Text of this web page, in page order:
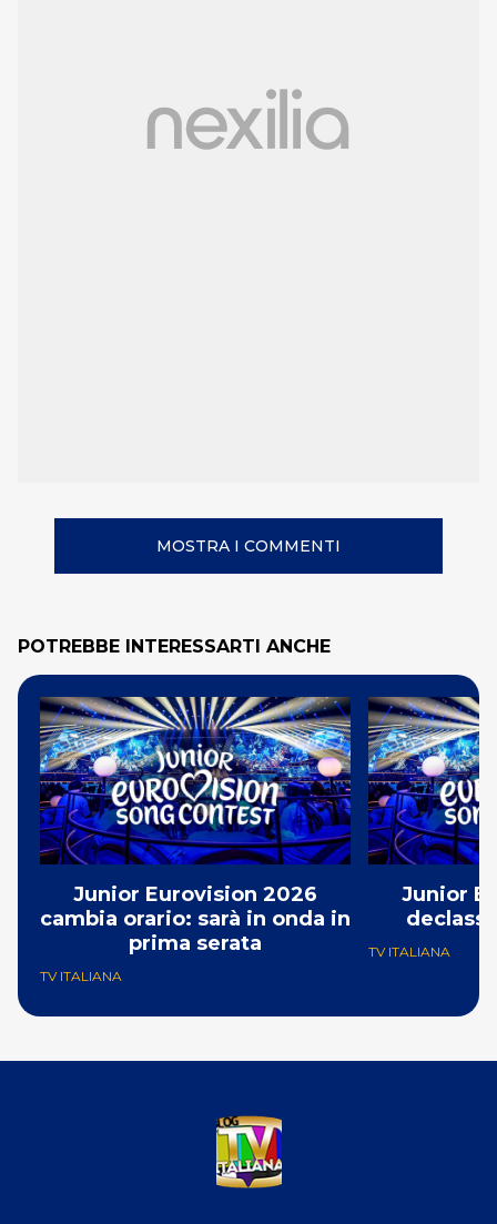
MOSTRA I COMMENTI
POTREBBE INTERESSARTI ANCHE
Junior Eurovision 2026
cambia orario: sarà in onda in
prima serata
TV ITALIANA
Junior
TV ITALIANA